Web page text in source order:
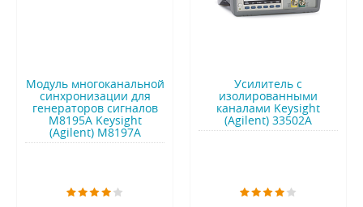
Модуль многоканальной
синхронизации для
генераторов сигналов
M8195A Keysight
(Agilent) M8197A
Усилитель с
изолированными
каналами Keysight
(Agilent) 33502A